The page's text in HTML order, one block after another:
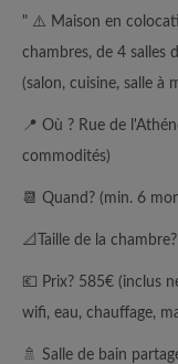
" ⚠️ Maison en
chambres, de 4 salles
(salon, cuisine, salle à
📍 Où ? Rue de
commodités)
📆 Quand? (min. 6
📐Taille de la
💶 Prix? 585€ (inclus
wifi, eau, chauffage,
🚿 Salle de bain